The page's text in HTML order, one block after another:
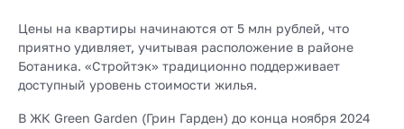
Цены на квартиры начинаются от 5 млн рублей, что
приятно удивляет, учитывая расположение в районе
Ботаника. «Стройтэк» традиционно поддерживает
доступный уровень стоимости жилья.
В ЖК Green Garden (Грин Гарден) до конца ноября 2024